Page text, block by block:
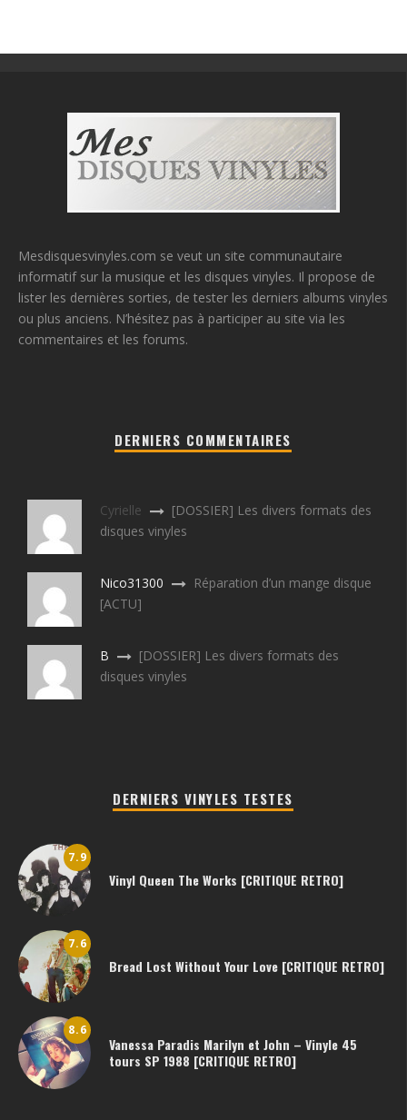
Mesdisquesvinyles.com se veut un site communautaire
informatif sur la musique et les disques vinyles. Il propose de
lister les dernières sorties, de tester les derniers albums vinyles
ou plus anciens. N’hésitez pas à participer au site via les
commentaires et les forums.
DERNIERS COMMENTAIRES
Cyrielle
[DOSSIER] Les divers formats des
disques vinyles
Nico31300
Réparation d’un mange disque
[ACTU]
B
[DOSSIER] Les divers formats des
disques vinyles
DERNIERS VINYLES TESTES
7.9
Vinyl Queen The Works [CRITIQUE RETRO]
7.6
Bread Lost Without Your Love [CRITIQUE RETRO]
8.6
Vanessa Paradis Marilyn et John – Vinyle 45
tours SP 1988 [CRITIQUE RETRO]